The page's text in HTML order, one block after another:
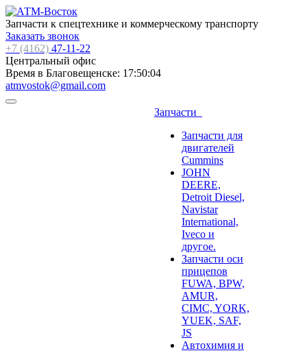
Запчасти к спецтехнике и коммерческому транспорту
Заказать звонок
+7 (4162) 47-11-22
Центральный офис
Время в Благовещенске: 17:50:05
atmvostok@gmail.com
Запчасти
Запчасти для
двигателей
Cummins
JOHN
DEERE,
Detroit Diesel,
Navistar
International,
Iveco и
другое.
Запчасти оси
прицепов
FUWA, BPW,
AMUR,
CIMC, YORK,
YUEK, SAF,
JS
Автохимия и